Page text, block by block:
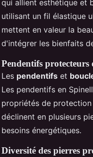
qui allient esthétique et
utilisant un fil élastique
mettent en valeur la
d'intégrer les bienfaits
Pendentifs protecteurs
Les pendentifs et
Les pendentifs en
propriétés de protection
déclinent en plusieurs
besoins énergétiques.
Diversité des pierres